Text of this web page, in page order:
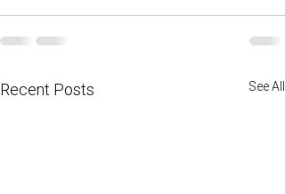
Recent Posts See All